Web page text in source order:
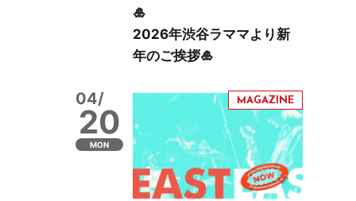
🎍
2026年渋谷ラママより新
年のご挨拶🎍
04/
20
MON